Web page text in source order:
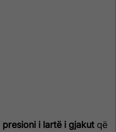
presioni i lartë i gjakut që